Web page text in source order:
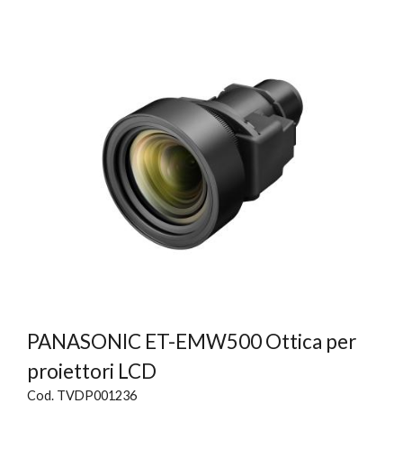
PANASONIC ET-EMW500 Ottica per
proiettori LCD
Cod. TVDP001236